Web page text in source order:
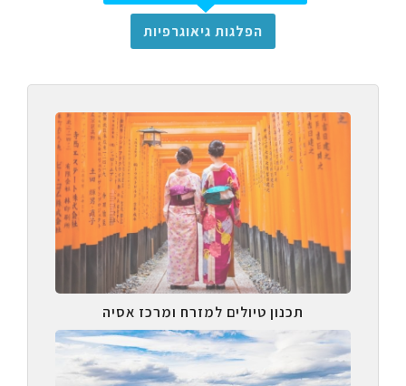
הפלגות גיאוגרפיות
תכנון טיולים למזרח ומרכז אסיה